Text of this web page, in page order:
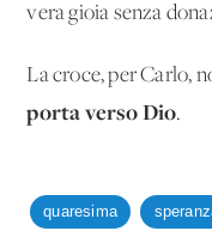
vera gioia senza
La croce, per Carlo,
porta verso Dio.
quaresima